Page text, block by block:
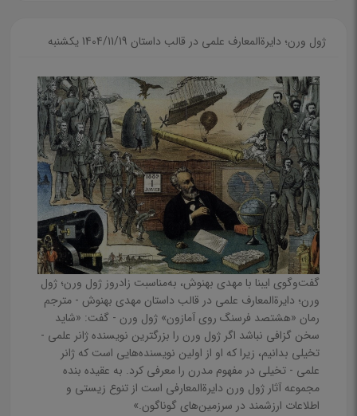
زبان، گویش و زبانشناسی
علوم اجتماعی
جامعه شناسی
انسان شناسی
تفسیر و بررسی و ترجمه
علوم پایه
ریاضی
شیمی
فیزیک و نجوم
جغرافیا اقلیم
زیست شناسی
علوم سیاسی
فرهنگ و هنر
ژول ورن؛ دایرةالمعارف علمی در قالب داستان 1404/11/19 يكشنبه
گفت‌وگوی ایبنا با مهدی بهنوش، به‌مناسبت زادروز ژول ورن؛ ژول
ورن؛ دایرةالمعارف علمی در قالب داستان مهدی بهنوش - مترجم
رمان «هشتصد فرسنگ روی آمازون» ژول ورن - گفت: «شاید
سخن گزافی نباشد اگر ژول ورن را بزرگترین نویسنده ژانر علمی -
تخیلی بدانیم، زیرا که او از اولین نویسنده‌هایی است که ژانر
علمی - تخیلی در مفهوم مدرن را معرفی کرد. به عقیده بنده
مجموعه آثار ژول ورن دایرةالمعارفی است از تنوع زیستی و
اطلاعات ارزشمند در سرزمین‌های گوناگون.»